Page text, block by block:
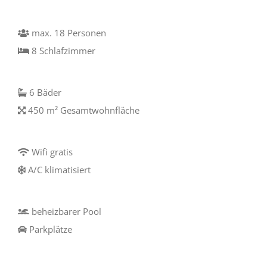
max. 18 Personen
8 Schlafzimmer
6 Bäder
450 m² Gesamtwohnfläche
Wifi gratis
A/C klimatisiert
beheizbarer Pool
Parkplätze